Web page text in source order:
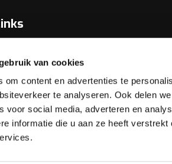
van cookies
om content en advertenties te
te analyseren. Ook delen
voor social media, adverteren en
informatie die u aan ze heeft